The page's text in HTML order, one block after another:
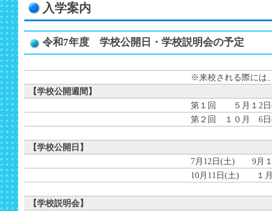
入学案内
令和7年度 学校公開日・学校説明会の予定
※来校される際には
【学校公開週間】
第１回 ５月１2日(
第２回 １０月 6日
【学校公開日】
7月12日(土) 9月１
10月11日(土) １月
【学校説明会】